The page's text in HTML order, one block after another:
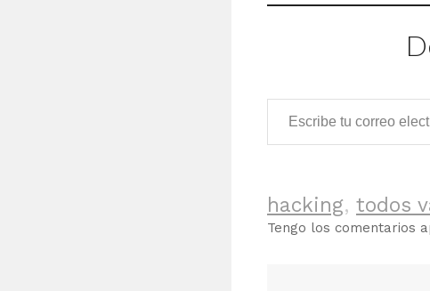
Escribe tu correo electrónico…
hacking, todos
Tengo los comentarios